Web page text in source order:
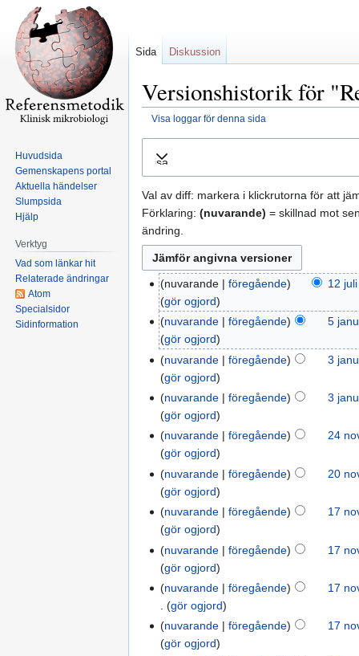
Versionshistorik för
Visa loggar för denna sida
Visa
Val av diff: markera i klickrutorna för att
Förklaring: (nuvarande) = skillnad mot
ändring.
nuvarande föregående
12
gör ogjord
nuvarande
föregående
5
gör ogjord
nuvarande
föregående
3
gör ogjord
nuvarande
föregående
3
gör ogjord
nuvarande
föregående
24
gör ogjord
nuvarande
föregående
20
gör ogjord
nuvarande
föregående
17
gör ogjord
nuvarande
föregående
17
gör ogjord
nuvarande
föregående
17
gör ogjord
nuvarande
föregående
17
gör ogjord
Sida Diskussion
Huvudsida
Gemenskapens portal
Aktuella händelser
Slumpsida
Hjälp
Verktyg
Vad som länkar hit
Relaterade ändringar
Atom
Specialsidor
Sidinformation